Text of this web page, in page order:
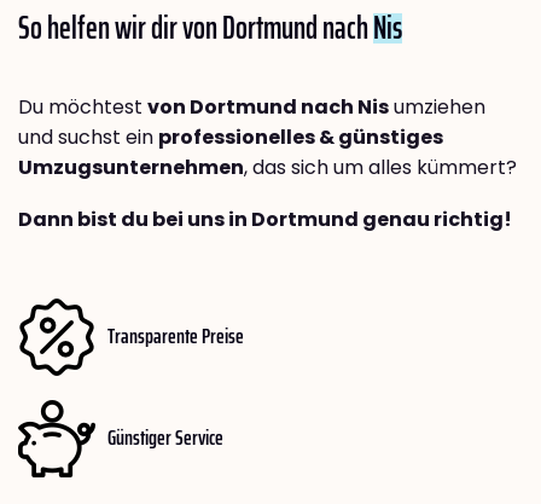
So helfen wir dir von Dortmund nachNis
Du möchtest von Dortmund nach Nisumziehen
und suchst ein professionelles & günstiges
Umzugsunternehmen, das sich um alles kümmert?
Dann bist du bei uns in Dortmund genau richtig!
Transparente Preise
Günstiger Service